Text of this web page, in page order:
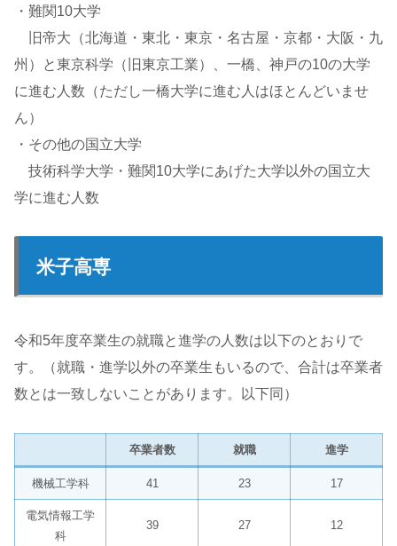
・難関10大学
旧帝大（北海道・東北・東京・名古屋・京都・大阪・九
州）と東京科学（旧東京工業）、一橋、神戸の10の大学
に進む人数（ただし一橋大学に進む人はほとんどいませ
ん）
・その他の国立大学
技術科学大学・難関10大学にあげた大学以外の国立大
学に進む人数
米子高専
令和5年度卒業生の就職と進学の人数は以下のとおりで
す。（就職・進学以外の卒業生もいるので、合計は卒業者
数とは一致しないことがあります。以下同）
卒業者数 就職 進学
機械工学科 41 23 17
電気情報工学
科
39 27 12